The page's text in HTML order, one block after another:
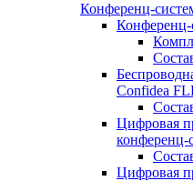
Конференц-
Конференц-
Confidea
Цифровая
конференц-
Цифровая